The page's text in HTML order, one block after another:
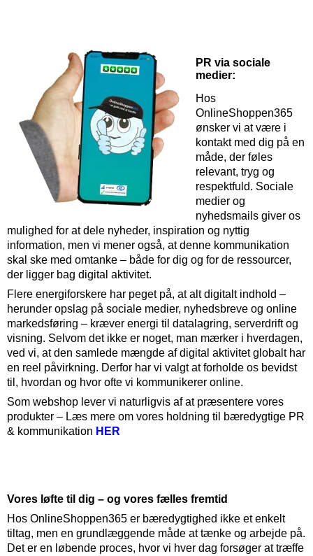
PR via sociale
medier:
Hos
OnlineShoppen365
ønsker vi at være i
kontakt med dig på en
måde, der føles
relevant, tryg og
respektfuld. Sociale
medier og
nyhedsmails giver os
mulighed for at dele nyheder, inspiration og nyttig
information, men vi mener også, at denne kommunikation
skal ske med omtanke – både for dig og for de ressourcer,
der ligger bag digital aktivitet.
Flere energiforskere har peget på, at alt digitalt indhold –
herunder opslag på sociale medier, nyhedsbreve og online
markedsføring – kræver energi til datalagring, serverdrift og
visning. Selvom det ikke er noget, man mærker i hverdagen,
ved vi, at den samlede mængde af digital aktivitet globalt har
en reel påvirkning. Derfor har vi valgt at forholde os bevidst
til, hvordan og hvor ofte vi kommunikerer online.
Som webshop lever vi naturligvis af at præsentere vores
produkter – Læs mere om vores holdning til bæredygtige PR
& kommunikation HER
Vores løfte til dig – og vores fælles fremtid
Hos OnlineShoppen365 er bæredygtighed ikke et enkelt
tiltag, men en grundlæggende måde at tænke og arbejde på.
Det er en løbende proces, hvor vi hver dag forsøger at træffe